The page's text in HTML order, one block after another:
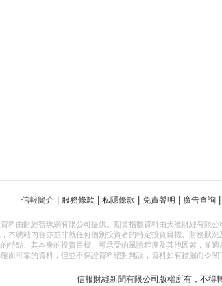
信報簡介 服務條款 私隱條款 免責聲明 廣告查詢
料由財經智珠網有限公司提供。期貨指數資料由天滙財經有限公
本網站內容亦並非就任何個別投資者的特定投資目標、財務狀
特點、其本身的投資目標、可承受的風險程度及其他因素，並
而可靠的資料，但並不保證資料絕對無誤，資料如有錯漏而令閣
信報財經新聞有限公司版權所有，不得